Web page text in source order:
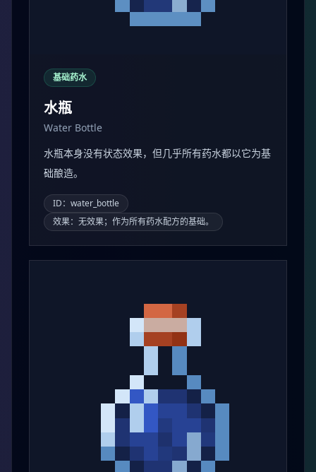
基础药水
水瓶
Water Bottle
水瓶本身没有状态效果，但几乎所有药水都以它为基
础酿造。
ID：water_bottle
效果：无效果；作为所有药水配方的基础。